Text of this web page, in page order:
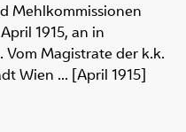
Mehlkommissionen
1915, an in
Vom Magistrate der k.k.
Wien ... [April 1915]